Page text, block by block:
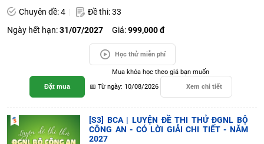
Chuyên đề: 4
Đề thi: 33
Ngày hết hạn:31/07/2027 Giá:999,000 đ
Học thử miễn phí
Đặt mua
Mua khóa học theo giá bạn muốn
📅 Từ ngày: 10/08/2026
Xem chi tiết
[S3] BCA | LUYỆN ĐỀ THI THỬ ĐGNL BỘ
CÔNG AN - CÓ LỜI GIẢI CHI TIẾT - NĂM
2027